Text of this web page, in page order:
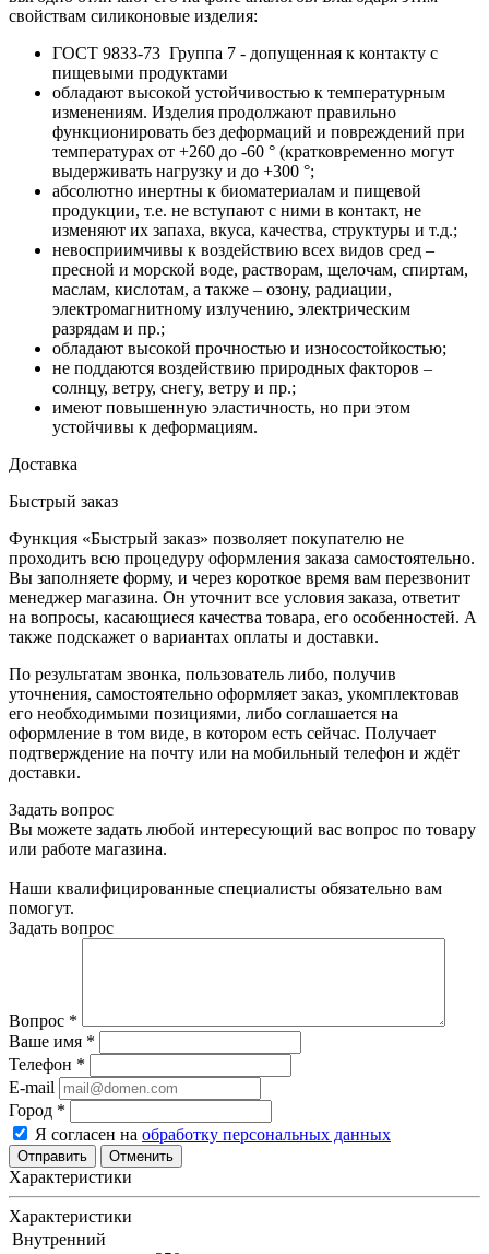
свойствам силиконовые изделия:
ГОСТ 9833-73 Группа 7 - допущенная к контакту с
пищевыми продуктами
обладают высокой устойчивостью к температурным
изменениям. Изделия продолжают правильно
функционировать без деформаций и повреждений при
температурах от +260 до -60 ° (кратковременно могут
выдерживать нагрузку и до +300 °;
абсолютно инертны к биоматериалам и пищевой
продукции, т.е. не вступают с ними в контакт, не
изменяют их запаха, вкуса, качества, структуры и т.д.;
невосприимчивы к воздействию всех видов сред –
пресной и морской воде, растворам, щелочам, спиртам,
маслам, кислотам, а также – озону, радиации,
электромагнитному излучению, электрическим
разрядам и пр.;
обладают высокой прочностью и износостойкостью;
не поддаются воздействию природных факторов –
солнцу, ветру, снегу, ветру и пр.;
имеют повышенную эластичность, но при этом
устойчивы к деформациям.
Доставка
Быстрый заказ
Функция «Быстрый заказ» позволяет покупателю не
проходить всю процедуру оформления заказа самостоятельно.
Вы заполняете форму, и через короткое время вам перезвонит
менеджер магазина. Он уточнит все условия заказа, ответит
на вопросы, касающиеся качества товара, его особенностей. А
также подскажет о вариантах оплаты и доставки.
По результатам звонка, пользователь либо, получив
уточнения, самостоятельно оформляет заказ, укомплектовав
его необходимыми позициями, либо соглашается на
оформление в том виде, в котором есть сейчас. Получает
подтверждение на почту или на мобильный телефон и ждёт
доставки.
Задать вопрос
Вы можете задать любой интересующий вас вопрос по товару
или работе магазина.
Наши квалифицированные специалисты обязательно вам
помогут.
Задать вопрос
Вопрос *
Ваше имя *
Телефон *
E-mail
Город *
Я согласен на обработку персональных данных
Отменить
Характеристики
Характеристики
Внутренний